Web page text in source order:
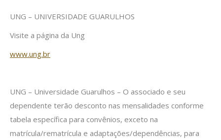
UNG – UNIVERSIDADE GUARULHOS
Visite a página da Ung
www.ung.br
UNG – Universidade Guarulhos – O associado e seu
dependente terão desconto nas mensalidades conforme
tabela específica para convênios, exceto na
matrícula/rematrícula e adaptações/dependências, para